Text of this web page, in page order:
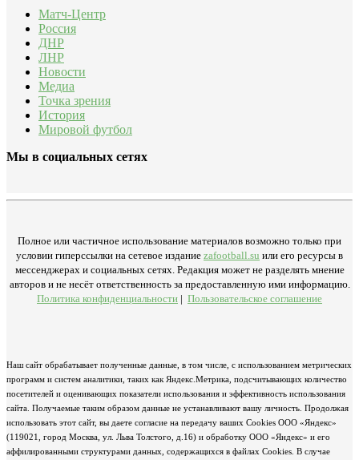
Матч-Центр
Россия
ДНР
ЛНР
Новости
Медиа
Точка зрения
История
Мировой футбол
Мы в социальных сетях
Полное или частичное использование материалов возможно только при
условии гиперссылки на сетевое издание zafootball.su или его ресурсы в
мессенджерах и социальных сетях. Редакция может не разделять мнение
авторов и не несёт ответственность за предоставленную ими информацию.
Политика конфиденциальности | Пользовательское соглашение
Наш сайт обрабатывает полученные данные, в том числе, с использованием метрических
программ и систем аналитики, таких как Яндекс.Метрика, подсчитывающих количество
посетителей и оценивающих показатели использования и эффективность использования
сайта. Получаемые таким образом данные не устанавливают вашу личность. Продолжая
использовать этот сайт, вы даете согласие на передачу ваших Cookies ООО «Яндекс»
(119021, город Москва, ул. Льва Толстого, д.16) и обработку ООО «Яндекс» и его
аффилированными структурами данных, содержащихся в файлах Cookies. В случае